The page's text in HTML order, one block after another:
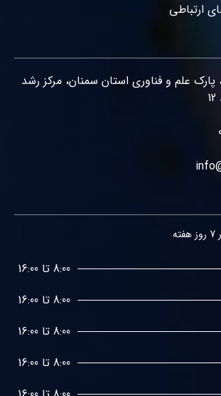
ارتباطی
پارک علم و فناوری استان سمنان، مرکز رشد
8:00 تا 16:00
8:00 تا 16:00
8:00 تا 16:00
8:00 تا 16:00